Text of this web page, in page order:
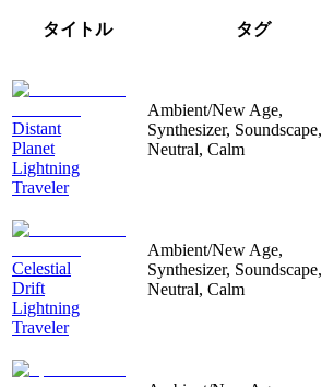
タイトル タグ
Distant
Planet
Lightning
Traveler
Ambient/New Age,
Synthesizer, Soundscape,
Neutral, Calm
Celestial
Drift
Lightning
Traveler
Ambient/New Age,
Synthesizer, Soundscape,
Neutral, Calm